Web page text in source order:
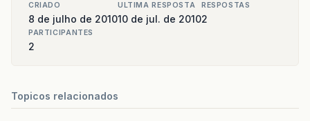
CRIADO
8 de julho de 2010
ULTIMA RESPOSTA
10 de jul. de 2010
RESPOSTAS
2
PARTICIPANTES
2
Topicos relacionados